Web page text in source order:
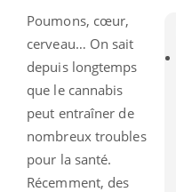
Poumons, cœur,
cerveau… On sait
depuis longtemps
que le cannabis
peut entraîner de
nombreux troubles
pour la santé.
Récemment, des